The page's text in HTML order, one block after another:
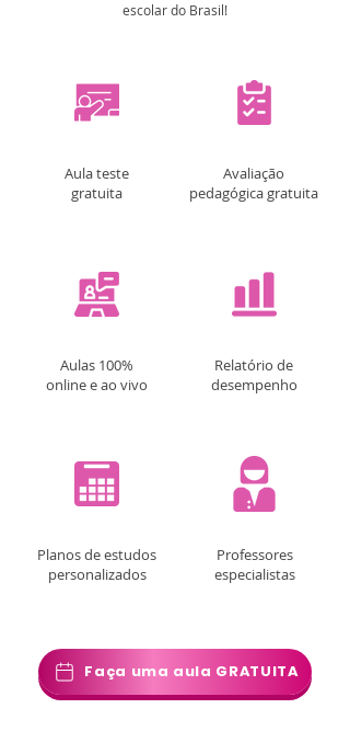
escolar do Brasil!
Aula teste
gratuita
Aulas 100%
online e ao vivo
Planos de estudos
personalizados
Avaliação
pedagógica gratuita
Relatório de
desempenho
Professores
especialistas
Faça uma aula GRATUITA